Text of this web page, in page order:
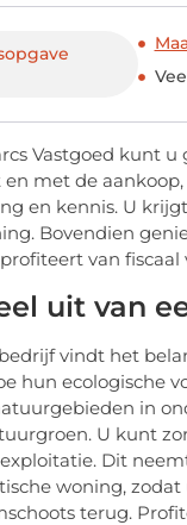
Vastgoed kunt
met de
en kennis. U
Bovendien
van fiscaal
uit van
vindt het
hun ecologische
in
U kunt
Dit
woning,
terug.